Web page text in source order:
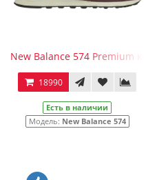
New Balance 574 Premium
18990
Есть в наличии
Модель: New Balance 574